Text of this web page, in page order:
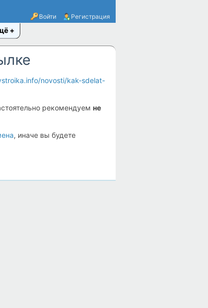
Войти Регистрация
novosti/kak-sdelat-
рекомендуем не
, иначе вы будете